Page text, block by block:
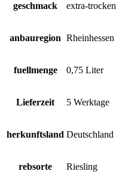
geschmack extra-trocken
anbauregion Rheinhessen
fuellmenge 0,75 Liter
Lieferzeit 5 Werktage
herkunftsland Deutschland
rebsorte Riesling